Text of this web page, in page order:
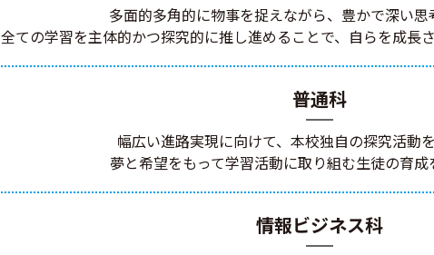
多面的多角的に物事を捉えながら、豊かで深い思
全ての学習を主体的かつ探究的に推し進めることで、自らを成長
普通科
幅広い進路実現に向けて、本校独自の探究活動を
夢と希望をもって学習活動に取り組む生徒の育成
情報ビジネス科